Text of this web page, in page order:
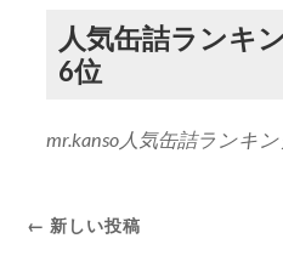
人気缶詰ランキ
6位
mr.kanso人気缶詰ランキ
← 新しい投稿